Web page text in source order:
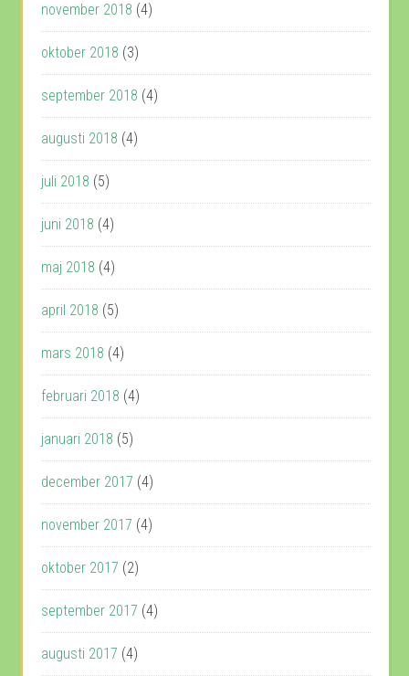
november 2018 (4)
oktober 2018 (3)
september 2018 (4)
augusti 2018 (4)
juli 2018 (5)
juni 2018 (4)
maj 2018 (4)
april 2018 (5)
mars 2018 (4)
februari 2018 (4)
januari 2018 (5)
december 2017 (4)
november 2017 (4)
oktober 2017 (2)
september 2017 (4)
augusti 2017 (4)